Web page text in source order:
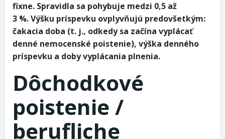
fixne. Spravidla sa pohybuje medzi 0,5 až
3 %. Výšku príspevku ovplyvňujú predovšetkým:
čakacia doba (t. j., odkedy sa začína vyplácať
denné nemocenské poistenie), výška denného
príspevku a doby vyplácania plnenia.
Dôchodkové
poistenie /
berufliche